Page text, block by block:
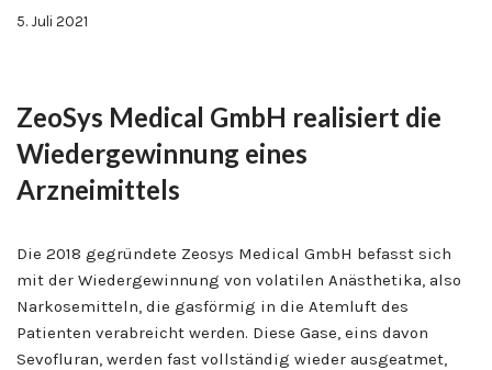
5. Juli 2021
ZeoSys Medical GmbH realisiert die
Wiedergewinnung eines
Arzneimittels
Die 2018 gegründete Zeosys Medical GmbH befasst sich
mit der Wiedergewinnung von volatilen Anästhetika, also
Narkosemitteln, die gasförmig in die Atemluft des
Patienten verabreicht werden. Diese Gase, eins davon
Sevofluran, werden fast vollständig wieder ausgeatmet,